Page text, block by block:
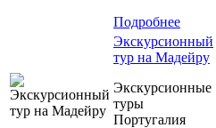
Подробнее
Экскурсионный
тур на Мадейру
Экскурсионные
туры
Португалия